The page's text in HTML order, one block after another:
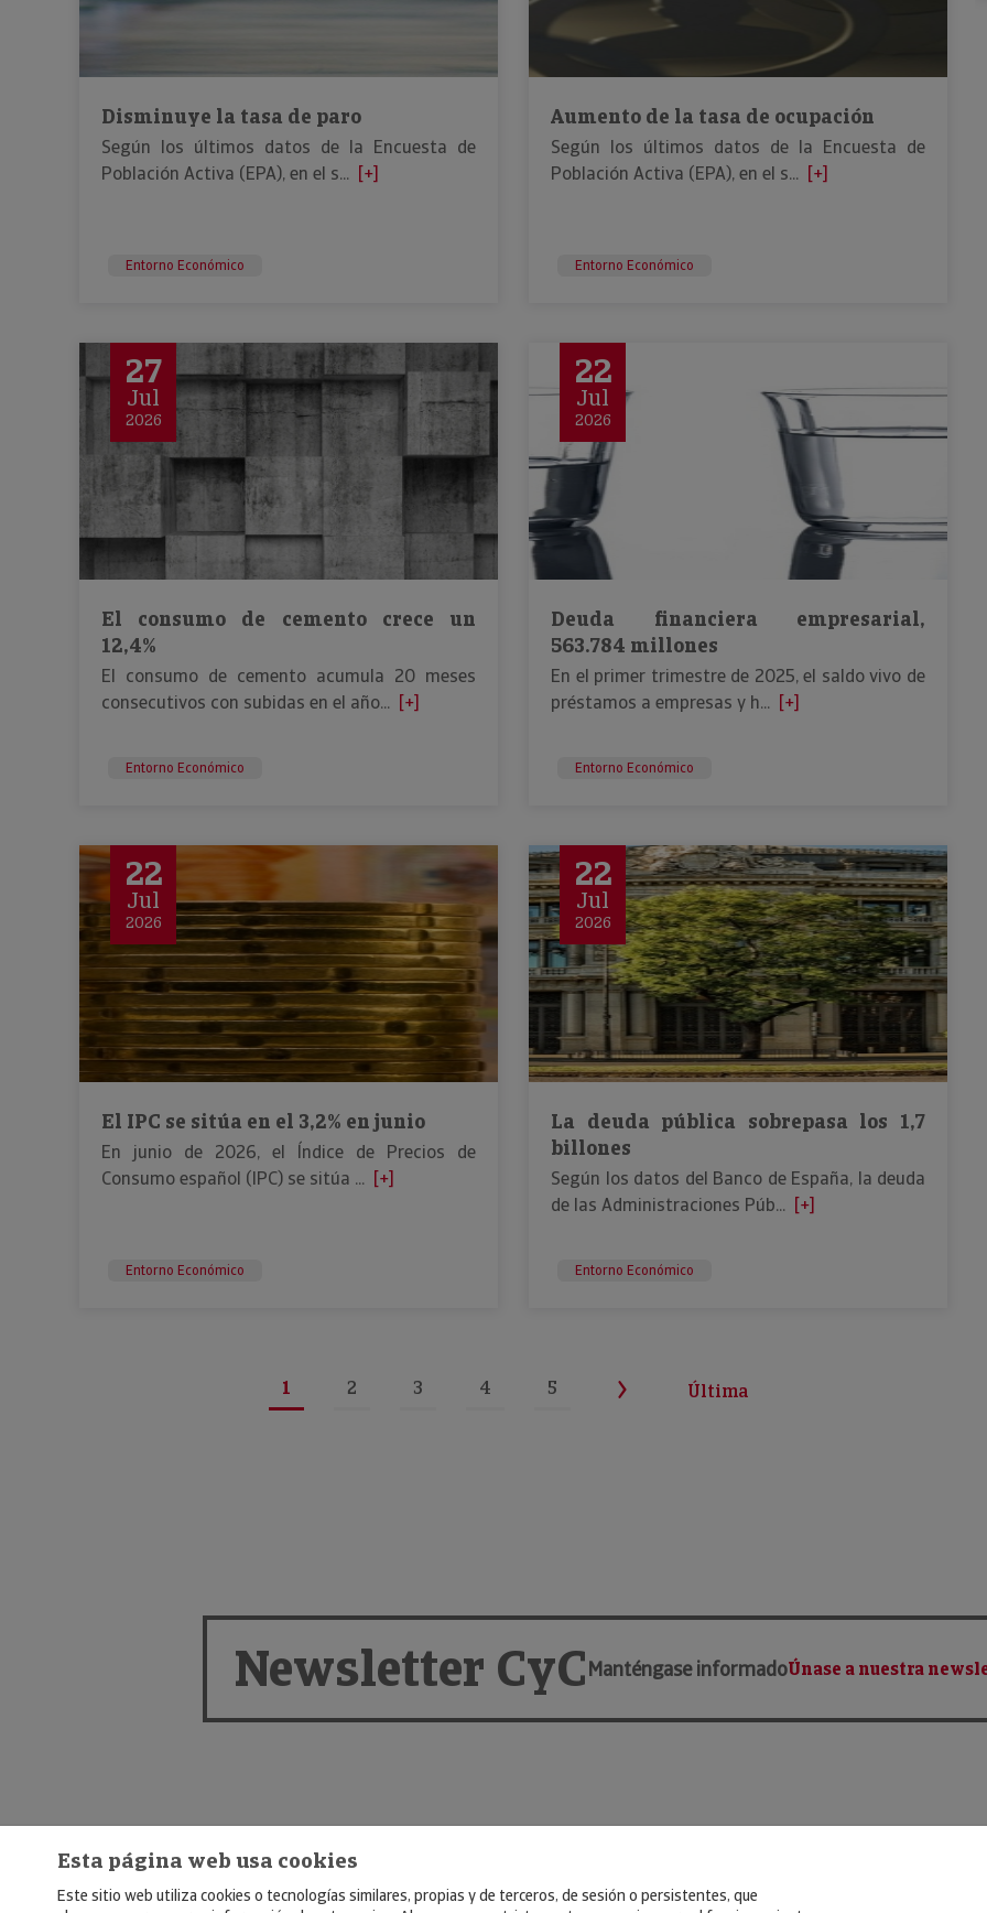
Disminuye la tasa de paro
Según los últimos datos de la Encuesta de
Población Activa (EPA), en el s... [+]
Entorno Económico
Aumento de la tasa de ocupación
Según los últimos datos de la Encuesta de
Población Activa (EPA), en el s... [+]
Entorno Económico
27
Jul
2026
El consumo de cemento crece un
12,4%
El consumo de cemento acumula 20 meses
consecutivos con subidas en el año... [+]
Entorno Económico
22
Jul
2026
Deuda financiera empresarial,
563.784 millones
En el primer trimestre de 2025, el saldo vivo de
préstamos a empresas y h... [+]
Entorno Económico
22
Jul
2026
El IPC se sitúa en el 3,2% en junio
En junio de 2026, el Índice de Precios de
Consumo español (IPC) se sitúa ... [+]
Entorno Económico
22
Jul
2026
La deuda pública sobrepasa los 1,7
billones
Según los datos del Banco de España, la deuda
de las Administraciones Púb... [+]
Entorno Económico
1 2 3 4 5 Última
Newsletter CyCManténgase informadoÚnase a nuestra
Esta página web usa cookies
Este sitio web utiliza cookies o tecnologías similares, propias y de terceros, de sesión o persistentes, que